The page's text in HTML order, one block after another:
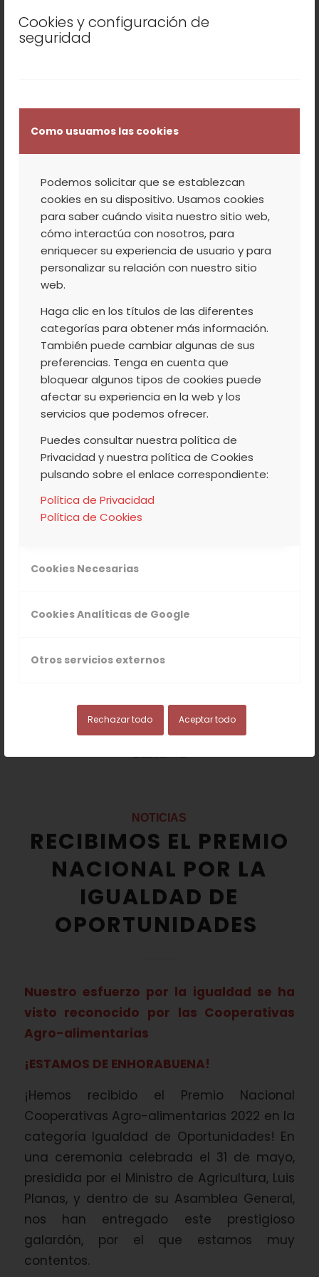
Cookies y configuración de
seguridad
Como usuamos las cookies
Podemos solicitar que se establezcan
cookies en su dispositivo. Usamos cookies
para saber cuándo visita nuestro sitio web,
cómo interactúa con nosotros, para
enriquecer su experiencia de usuario y para
personalizar su relación con nuestro sitio
web.
Haga clic en los títulos de las diferentes
categorías para obtener más información.
También puede cambiar algunas de sus
preferencias. Tenga en cuenta que
bloquear algunos tipos de cookies puede
afectar su experiencia en la web y los
servicios que podemos ofrecer.
Puedes consultar nuestra política de
Privacidad y nuestra política de Cookies
pulsando sobre el enlace correspondiente:
Política de Privacidad
Política de Cookies
Cookies Necesarias
Cookies Analíticas de Google
Otros servicios externos
Rechazar todo Aceptar todo
completamente naturales y genuinos,
elaborados según las técnicas
la Agrupación de Cooperativas del Valle
del Jerte, elaboramos los
mejores
destilados, a partir de nuestras deliciosas y
reconocidas frutas.
Se trata de riquísimos licores y
aguardientes, productos 100% naturales, a
los que no se añaden colorantes,
conservantes, o estabilizantes, ni ningún
otro producto químico.
Así que, ya sabéis, siempre con un
consumo responsable… ¡tenéis que
probarlos!
¡Elegid el que más os guste y disfrutad de
11 OCTUBRE, 2022
/ 0 COMENTARIOS
/ POR
NOTICIAS
RECIBIMOS EL PREMIO
NACIONAL POR LA
IGUALDAD DE
OPORTUNIDADES
Nuestro esfuerzo por la igualdad se ha
visto reconocido por las Cooperativas
Agro-alimentarias
¡ESTAMOS DE ENHORABUENA!
¡Hemos recibido el Premio Nacional
Cooperativas Agro-alimentarias 2022 en la
categoría Igualdad de Oportunidades! En
una ceremonia celebrada el 31 de mayo,
presidida por el Ministro de Agricultura, Luis
Planas, y dentro de su Asamblea General,
nos han entregado este prestigioso
galardón, por el que estamos muy
contentos.